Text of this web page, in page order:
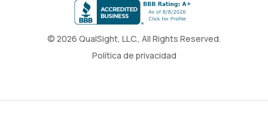
© 2026 QualSight, LLC., All Rights Reserved.
Política de privacidad